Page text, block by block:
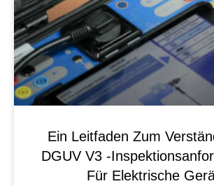
Ein Leitfaden Zum
DGUV V3 -
Für Elektrische